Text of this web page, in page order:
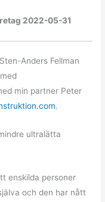
2022-05-31
Anders Fellman
min partner Peter
.
ultralätta
enskilda personer
och den har nått